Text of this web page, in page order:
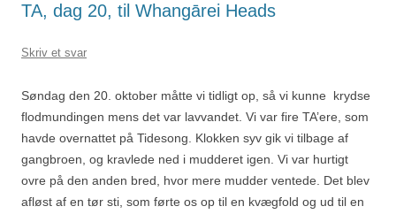
TA, dag 20, til Whangārei Heads
Skriv et svar
Søndag den 20. oktober måtte vi tidligt op, så vi kunne krydse
flodmundingen mens det var lavvandet. Vi var fire TA’ere, som
havde overnattet på Tidesong. Klokken syv gik vi tilbage af
gangbroen, og kravlede ned i mudderet igen. Vi var hurtigt
ovre på den anden bred, hvor mere mudder ventede. Det blev
afløst af en tør sti, som førte os op til en kvægfold og ud til en